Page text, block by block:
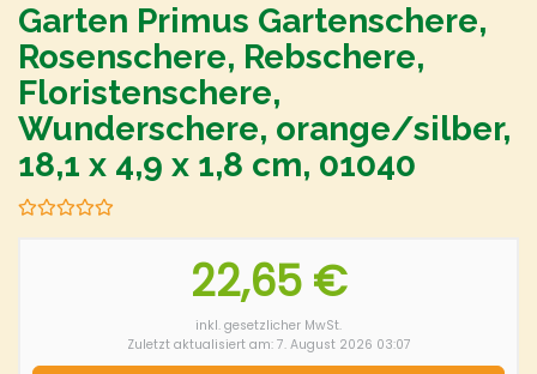
Garten Primus Gartenschere,
Rosenschere, Rebschere,
Floristenschere,
Wunderschere, orange/silber,
18,1 x 4,9 x 1,8 cm, 01040
22,65 €
inkl. gesetzlicher MwSt.
Zuletzt aktualisiert am: 7. August 2026 03:07